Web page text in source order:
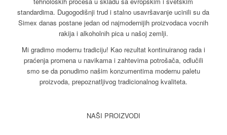
standardima. Dugogodišnji trud i stalno usavršavanje ucinili su da
Simex danas postane jedan od najmodernijih proizvodaca vocnih
rakija i alkoholnih pica u našoj zemlji.
Mi gradimo modernu tradiciju! Kao rezultat kontinuiranog rada i
praćenja promena u navikama i zahtevima potrošača, odlučili
smo se da ponudimo našim konzumentima modernu paletu
proizvoda, prepoznatljivog tradicionalnog kvaliteta.
NAŠI PROIZVODI